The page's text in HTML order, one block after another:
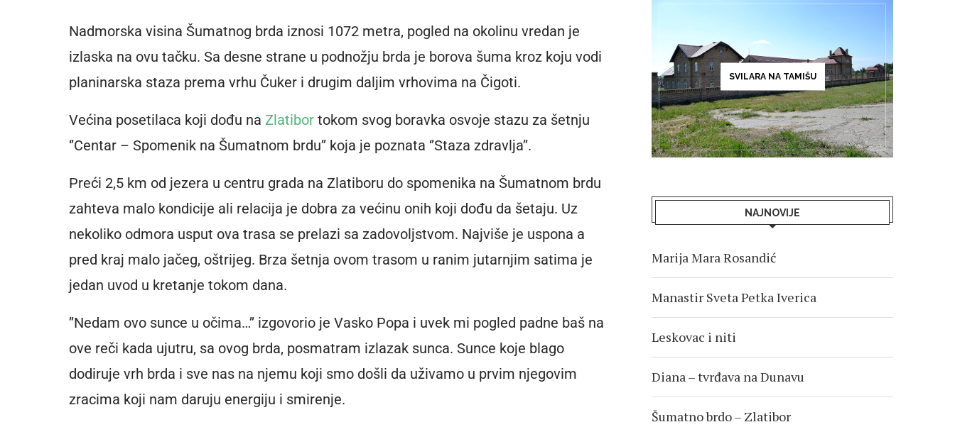
Nadmorska visina Šumatnog brda iznosi 1072 metra, pogled na okolinu vredan je
izlaska na ovu tačku. Sa desne strane u podnožju brda je borova šuma kroz koju vodi
planinarska staza prema vrhu Čuker i drugim daljim vrhovima na Čigoti.
Većina posetilaca koji dođu na Zlatibor tokom svog boravka osvoje stazu za šetnju
‘’Centar – Spomenik na Šumatnom brdu’’ koja je poznata ‘’Staza zdravlja’’.
Preći 2,5 km od jezera u centru grada na Zlatiboru do spomenika na Šumatnom brdu
zahteva malo kondicije ali relacija je dobra za većinu onih koji dođu da šetaju. Uz
nekoliko odmora usput ova trasa se prelazi sa zadovoljstvom. Najviše je uspona a
pred kraj malo jačeg, oštrijeg. Brza šetnja ovom trasom u ranim jutarnjim satima je
jedan uvod u kretanje tokom dana.
’’Nedam ovo sunce u očima…’’ izgovorio je Vasko Popa i uvek mi pogled padne baš na
ove reči kada ujutru, sa ovog brda, posmatram izlazak sunca. Sunce koje blago
dodiruje vrh brda i sve nas na njemu koji smo došli da uživamo u prvim njegovim
zracima koji nam daruju energiju i smirenje.
SVILARA NA TAMIŠU
NAJNOVIJE
Marija Mara Rosandić
Manastir Sveta Petka Iverica
Leskovac i niti
Diana – tvrđava na Dunavu
Šumatno brdo – Zlatibor